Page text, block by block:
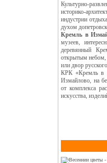
Культурно-
историко-
индустрии
духом
Кремль в
музеев,
деревянный
открытым небом,
или двор
КРК «Кремль в
Измайлово, на
от комплекса
искусства,